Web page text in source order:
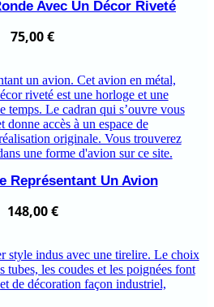
Avec Un Décor Riveté
75,00€
Représentant Un Avion
148,00€